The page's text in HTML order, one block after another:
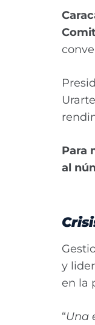
Para
al
y
en la
“Una